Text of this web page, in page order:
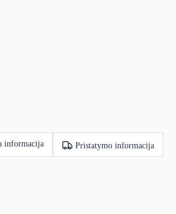
informacija Pristatymo informacija